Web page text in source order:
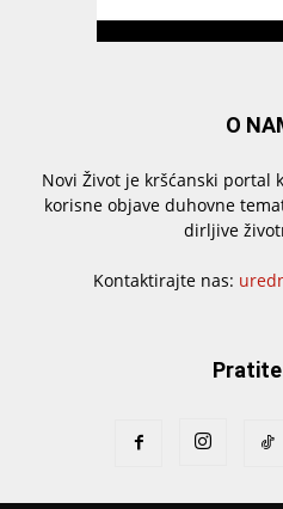
O
Novi Život je kršćanski portal
korisne objave duhovne
dirljive
Kontaktirajte nas: